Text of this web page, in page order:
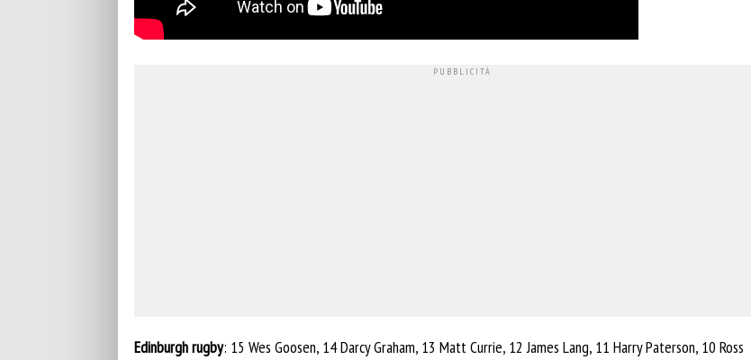
Edinburgh rugby: 15 Wes Goosen, 14 Darcy Graham, 13 Matt Currie, 12 James Lang, 11 Harry Paterson, 10 Ross